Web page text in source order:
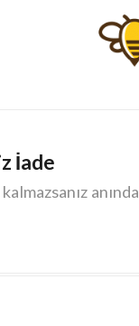
İade
anında